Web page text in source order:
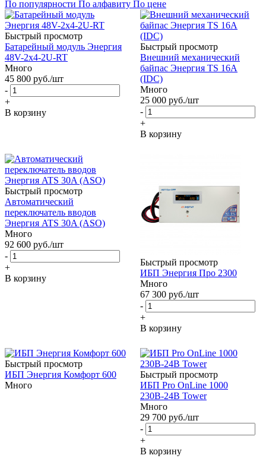
По популярности По алфавиту По цене
Быстрый просмотр
Батарейный модуль Энергия
48V-2х4-2U-RT
Много
45 800 руб./шт
-
+
В корзину
Быстрый просмотр
Внешний механический
байпас Энергия TS 16A
(IDC)
Много
25 000 руб./шт
-
+
В корзину
Быстрый просмотр
Автоматический
переключатель вводов
Энергия ATS 30A (ASO)
Много
92 600 руб./шт
-
+
В корзину
Быстрый просмотр
ИБП Энергия Про 2300
Много
67 300 руб./шт
-
+
В корзину
Быстрый просмотр
ИБП Энергия Комфорт 600
Много
Быстрый просмотр
ИБП Pro OnLine 1000
230В-24В Tower
Много
29 700 руб./шт
-
+
В корзину